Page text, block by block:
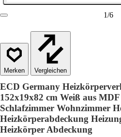
1/6
Vergleichen
ECD Germany
152x19x82 cm Weiß aus
Schlafzimmer Wohnzimmer
Heizkörperabdeckung
Heizkörper Abdeckung